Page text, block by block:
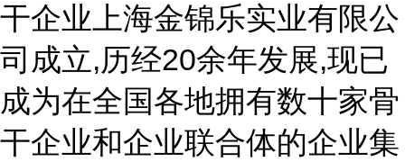
干企业上海金锦乐实业有限公
司成立,历经20余年发展,现已
成为在全国各地拥有数十家骨
干企业和企业联合体的企业集